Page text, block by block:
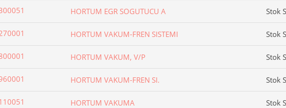
HORTUM EGR SOGUTUCU A Stok
HORTUM VAKUM-FREN SISTEMI Stok
HORTUM VAKUM, V/P Stok
HORTUM VAKUM-FREN SI. Stok
HORTUM VAKUMA Stok